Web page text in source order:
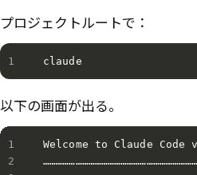
プロジェクトルートで：
claude
以下の画面が出る。
Welcome to Claude Code